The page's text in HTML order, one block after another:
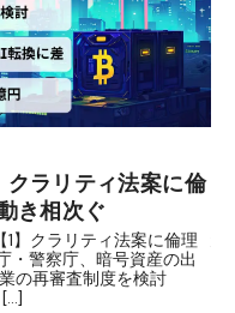
クラリティ法案に倫
き相次ぐ
】クラリティ法案に倫理
・警察庁、暗号資産の出
の再審査制度を検討